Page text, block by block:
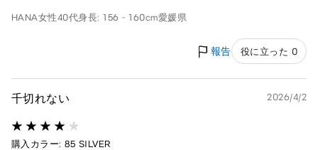
HANA女性40代身長: 156 - 160cm愛媛県
報告 役に立った 0
千切れない 2026/4/2
購入カラー: 85 SILVER